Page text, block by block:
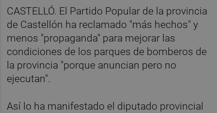
CASTELLÓ. El Partido Popular de la provincia
de Castellón ha reclamado "más hechos" y
menos "propaganda" para mejorar las
condiciones de los parques de bomberos de
la provincia "porque anuncian pero no
ejecutan".
Así lo ha manifestado el diputado provincial